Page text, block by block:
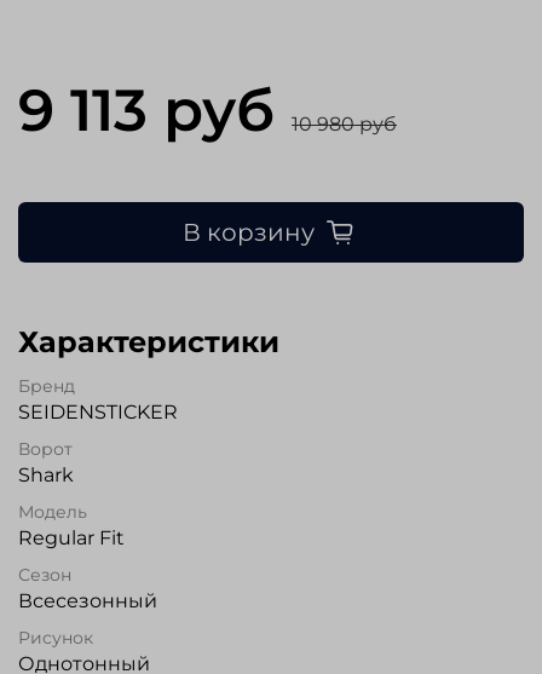
9 113 руб 10 980 руб
В корзину
Характеристики
Бренд
SEIDENSTICKER
Ворот
Shark
Модель
Regular Fit
Сезон
Всесезонный
Рисунок
Однотонный